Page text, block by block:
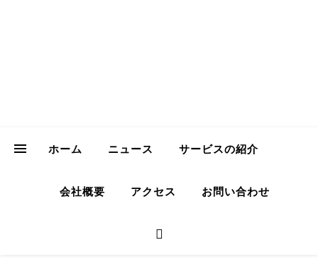
ホーム ニュース サービスの紹介
会社概要 アクセス お問い合わせ